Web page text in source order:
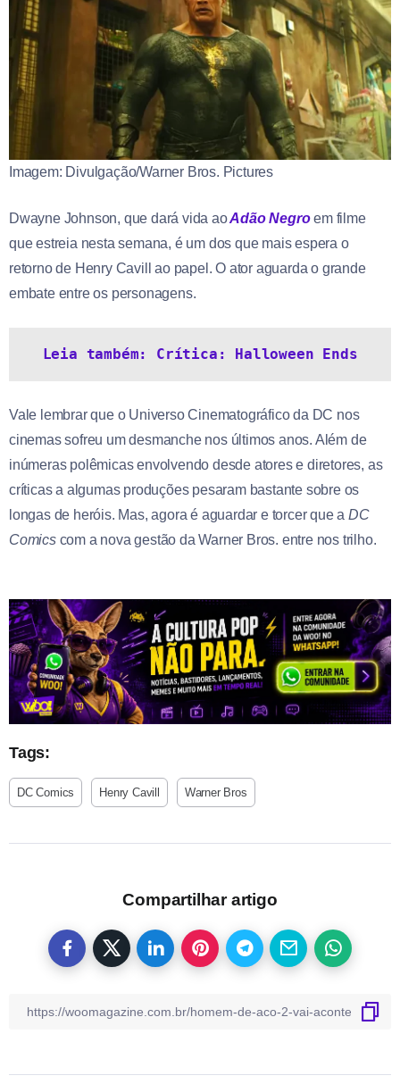
Imagem: Divulgação/Warner Bros. Pictures
Dwayne Johnson, que dará vida aoAdão Negroem filme
que estreia nesta semana, é um dos que mais espera o
retorno de Henry Cavill ao papel. O ator aguarda o grande
embate entre os personagens.
Leia também: Crítica: Halloween Ends
Vale lembrar que o Universo Cinematográfico da DC nos
cinemas sofreu um desmanche nos últimos anos. Além de
inúmeras polêmicas envolvendo desde atores e diretores, as
críticas a algumas produções pesaram bastante sobre os
longas de heróis. Mas, agora é aguardar e torcer que a DC
Comics com a nova gestão da Warner Bros. entre nos trilho.
Tags:
DC Comics Henry Cavill Warner Bros
Compartilhar artigo